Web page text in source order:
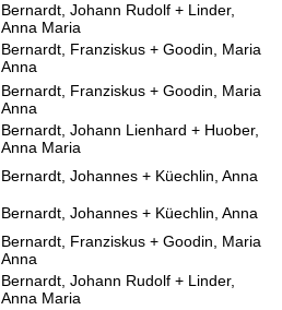
Bernardt, Johann Rudolf
Linder,
Anna Maria
Bernardt, Franziskus
Goodin, Maria
Anna
Bernardt, Franziskus
Goodin, Maria
Anna
Bernardt, Johann Lienhard
Huober,
Anna Maria
Bernardt, Johannes Küechlin, Anna
Bernardt, Johannes Küechlin, Anna
Bernardt, Franziskus
Goodin, Maria
Anna
Bernardt, Johann Rudolf
Linder,
Anna Maria